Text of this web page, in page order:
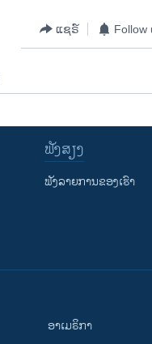
ແຊຣ໌ Follow
ຟັງສຽງ
ຟັງລາຍການຂອງເຮົາ
ອາເມຣິກາ